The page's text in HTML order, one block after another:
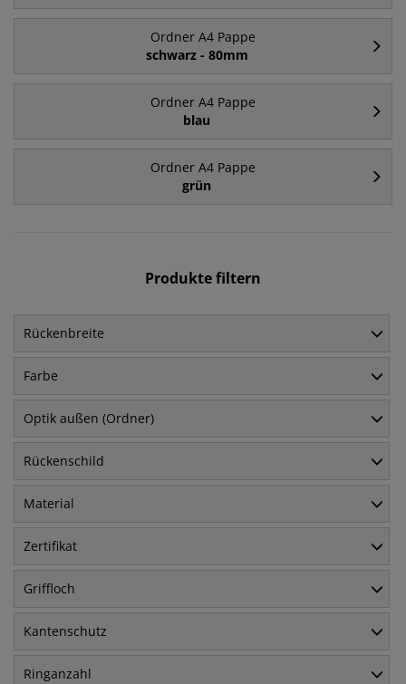
Ordner A4 Pappe
schwarz - 80mm
Ordner A4 Pappe
blau
Ordner A4 Pappe
grün
Produkte filtern
Rückenbreite
Farbe
Optik außen (Ordner)
Rückenschild
Material
Zertifikat
Griffloch
Kantenschutz
Ringanzahl